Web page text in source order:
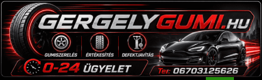
Kilépés
a
tartalomba